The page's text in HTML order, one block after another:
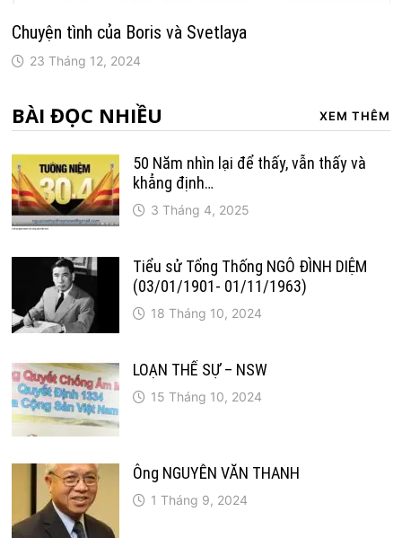
Chuyện tình của Boris và Svetlaya
23 Tháng 12, 2024
BÀI ĐỌC NHIỀU XEM THÊM
50 Năm nhìn lại để thấy, vẫn thấy và
khẳng định…
3 Tháng 4, 2025
Tiểu sử Tổng Thống NGÔ ĐÌNH DIỆM
(03/01/1901- 01/11/1963)
18 Tháng 10, 2024
LOẠN THẾ SỰ – NSW
15 Tháng 10, 2024
Ông NGUYỄN VĂN THANH
1 Tháng 9, 2024